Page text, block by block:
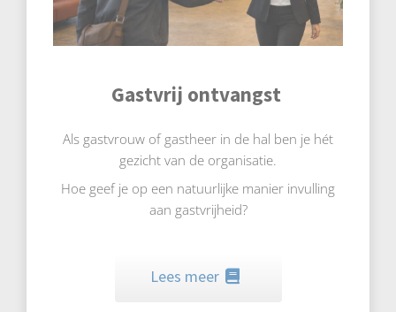
Gastvrij ontvangst
Als gastvrouw of gastheer in de hal ben je hét
gezicht van de organisatie.
Hoe geef je op een natuurlijke manier invulling
aan gastvrijheid?
Lees meer